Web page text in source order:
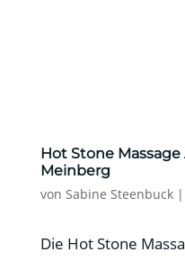
Hot Stone
Meinberg
von Sabine Steenbuck|
Die Hot Stone